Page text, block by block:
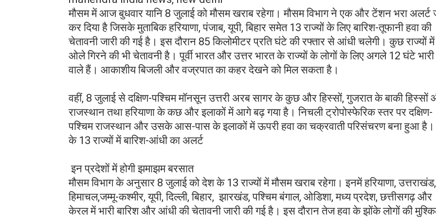
मौसम में आज बुधवार यानि 8 जुलाई को मौसम खराब रहेगा। मौसम विभाग ने एक और टेंशन भरा अलर्ट
कर दिया है जिसके मुताबिक हरियाणा, पंजाब, यूपी, बिहार समेत 13 राज्यों के लिए बारिश-तूफानी हवा की
चेतावनी जारी की गई है। इस दौरान 85 किलोमीटर प्रति घंटे की रफ्तार से आंधी चलेगी। कुछ राज्यों में
ओले गिरने की भी चेतावनी है। पूर्वी भारत और उत्तर भारत के राज्यों के लोगों के लिए अगले 12 घंटे भारी
वाले हैं। आकाशीय बिजली और वज्रपात का कहर देखने को मिल सकता है।
वहीं, 8 जुलाई से दक्षिण-पश्चिम मॉनसून उत्तरी अरब सागर के कुछ और हिस्सों, गुजरात के बाकी हिस्सों
राजस्थान तथा हरियाणा के कछ और इलाकों में आगे बढ़ गया है। निचली ट्रोपोस्फेरिक स्तर पर दक्षिण-
पश्चिम राजस्थान और उसके आस-पास के इलाकों में ऊपरी हवा का चक्रवाती परिसंचरण बना हुआ
के 13 राज्यों में बारिश-आंधी का अलर्ट
इन प्रदेशों में होगी झमाझम बरसात
मौसम विभाग के अनुसार 8 जुलाई को देश के 13 राज्यों में मौसम खराब रहेगा। इनमें हरियाणा, उत्तराखंड,
हिमाचल,जम्मू-कश्मीर, यूपी, दिल्ली, बिहार, झारखंड, पश्चिम बंगाल, ओडिशा, मध्य प्रदेश, छत्तीसगढ़ और
केरल में भारी बारिश और आंधी की चेतावनी जारी की गई है। इस दौरान तेज हवा के झोंके लोगों की